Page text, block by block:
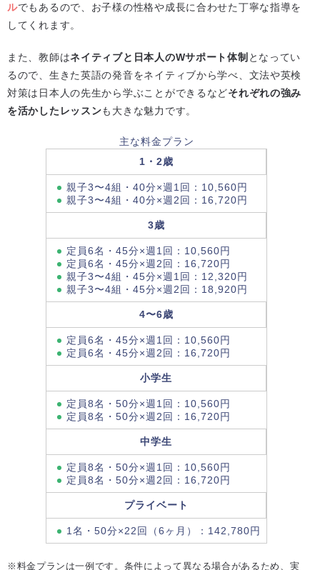
ルでもあるので、お子様の性格や成長に合わせた丁寧な指導を
してくれます。
また、教師はネイティブと日本人のWサポート体制 となってい
るので、生きた英語の発音をネイティブから学べ、文法や英検
対策は日本人の先生から学ぶことができるなどそれぞれの強み
を活かしたレッスンも大きな魅力です。
主な料金プラン
1・2歳
親子3〜4組・40分×週1回：10,560円
親子3〜4組・40分×週2回：16,720円
3歳
定員6名・45分×週1回：10,560円
定員6名・45分×週2回：16,720円
親子3〜4組・45分×週1回：12,320円
親子3〜4組・45分×週2回：18,920円
4〜6歳
定員6名・45分×週1回：10,560円
定員6名・45分×週2回：16,720円
小学生
定員8名・50分×週1回：10,560円
定員8名・50分×週2回：16,720円
中学生
定員8名・50分×週1回：10,560円
定員8名・50分×週2回：16,720円
プライベート
1名・50分×22回（6ヶ月）：142,780円
※料金プランは一例です。条件によって異なる場合があるため、実